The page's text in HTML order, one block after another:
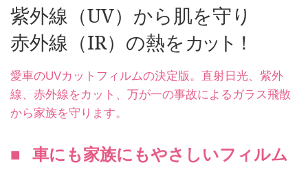
紫外線（UV）から肌を守り
赤外線（IR）の熱をカット！
愛車のUVカットフィルムの決定版。直射日光、紫外
線、赤外線をカット、万が一の事故によるガラス飛散
から家族を守ります。
車にも家族にもやさしいフィルム